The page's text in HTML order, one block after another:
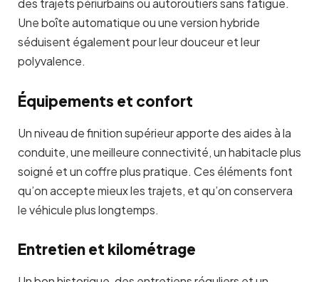
des trajets périurbains ou autoroutiers sans fatigue.
Une boîte automatique ou une version hybride
séduisent également pour leur douceur et leur
polyvalence.
Équipements et confort
Un niveau de finition supérieur apporte des aides à la
conduite, une meilleure connectivité, un habitacle plus
soigné et un coffre plus pratique. Ces éléments font
qu’on accepte mieux les trajets, et qu’on conservera
le véhicule plus longtemps.
Entretien et kilométrage